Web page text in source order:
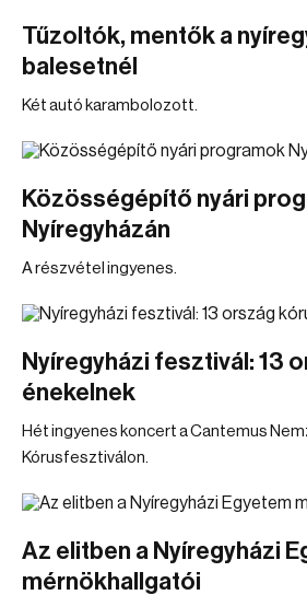
Tűzoltók, mentők a
balesetnél
Két autó karambolozott.
Közösségépítő nyári
Nyíregyházán
A részvétel ingyenes.
Nyíregyházi fesztivál: 13
énekelnek
Hét ingyenes koncert a Cantemus
Kórusfesztiválon.
Az elitben a Nyíregyházi
mérnökhallgatói